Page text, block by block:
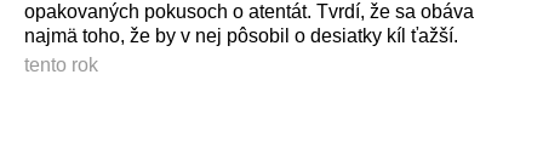
opakovaných pokusoch o atentát. Tvrdí, že sa obáva
najmä toho, že by v nej pôsobil o desiatky kíl ťažší.
tento rok